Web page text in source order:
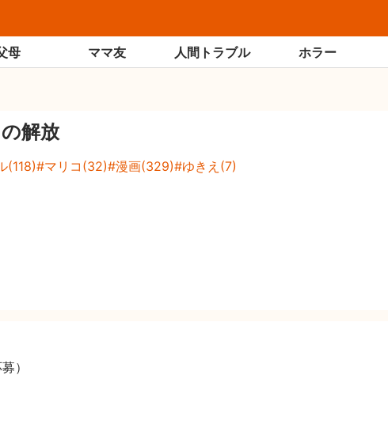
母 ママ友 人間トラブル ホラー
解放
(118) マリコ (32) 漫画(329) ゆきえ (7)
）